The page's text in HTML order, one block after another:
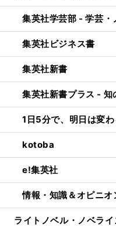
集英社学芸部 - 学芸・
集英社ビジネス書
集英社新書
集英社新書プラス - 知
1日5分で、明日は変
kotoba
e!集英社
情報・知識＆オピニ
ライトノベル・ノベライ